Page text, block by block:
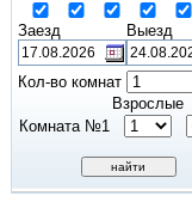
Заезд Выезд
Кол-во комнат
Взрослые
Комната №1